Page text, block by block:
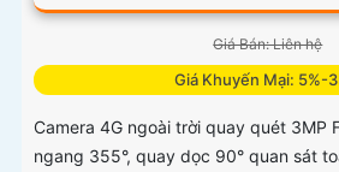
Giá Bán: Liên hệ
Giá Khuyến Mại: 5%-
Camera 4G ngoài trời quay quét 3MP
ngang 355°, quay dọc 90° quan sát